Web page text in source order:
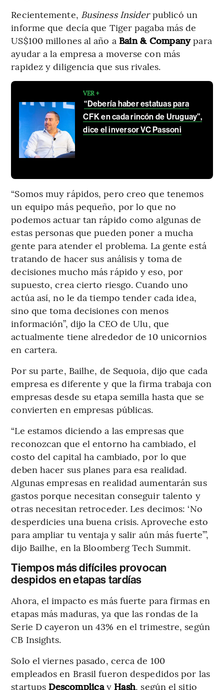
Recientemente, Business Insiderpublicó un
informe que decía que Tiger pagaba más de
US$100 millones al año a Bain & Companypara
ayudar a la empresa a moverse con más
rapidez y diligencia que sus rivales.
VER +
“Debería haber estatuas para
CFK en cada rincón de Uruguay”,
dice el inversor VC Passoni
“Somos muy rápidos, pero creo que tenemos
un equipo más pequeño, por lo que no
podemos actuar tan rápido como algunas de
estas personas que pueden poner a mucha
gente para atender el problema. La gente está
tratando de hacer sus análisis y toma de
decisiones mucho más rápido y eso, por
supuesto, crea cierto riesgo. Cuando uno
actúa así, no le da tiempo tender cada idea,
sino que toma decisiones con menos
información”, dijo la CEO de Ulu, que
actualmente tiene alrededor de 10 unicornios
en cartera.
Por su parte, Bailhe, de Sequoia, dijo que cada
empresa es diferente y que la firma trabaja con
empresas desde su etapa semilla hasta que se
convierten en empresas públicas.
“Le estamos diciendo a las empresas que
reconozcan que el entorno ha cambiado, el
costo del capital ha cambiado, por lo que
deben hacer sus planes para esa realidad.
Algunas empresas en realidad aumentarán sus
gastos porque necesitan conseguir talento y
otras necesitan retroceder. Les decimos: ‘No
desperdicies una buena crisis. Aproveche esto
para ampliar tu ventaja y salir aún más fuerte’”,
dijo Bailhe, en la Bloomberg Tech Summit.
Tiempos más difíciles provocan
despidos en etapas tardías
Ahora, el impacto es más fuerte para firmas en
etapas más maduras, ya que las rondas de la
Serie D cayeron un 43% en el trimestre, según
CB Insights.
Solo el viernes pasado, cerca de 100
empleados en Brasil fueron despedidos por las
startups Descomplicay Hash, según el sitio